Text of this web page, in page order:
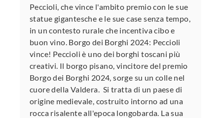
Peccioli, che vince l'ambito premio con le sue
statue gigantesche e le sue case senza tempo,
in un contesto rurale che incentiva cibo e
buon vino. Borgo dei Borghi 2024: Peccioli
vince! Peccioli è uno dei borghi toscani più
creativi. Il borgo pisano, vincitore del premio
Borgo dei Borghi 2024, sorge su un colle nel
cuore della Valdera. Si tratta di un paese di
origine medievale, costruito intorno ad una
rocca risalente all'epoca longobarda. La sua